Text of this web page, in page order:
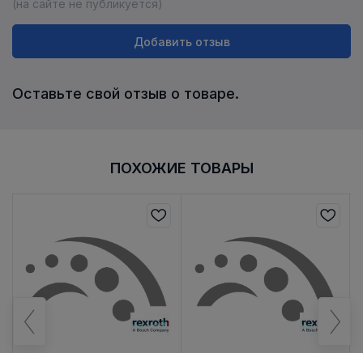
(на сайте не публикуется)
Добавить отзыв
Оставьте свой отзыв о товаре.
ПОХОЖИЕ ТОВАРЫ